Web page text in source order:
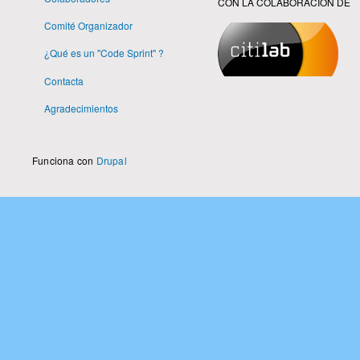
Comité Organizador
¿Qué es un "Code Sprint" ?
Contacta
Agradecimientos
Funciona con Drupal